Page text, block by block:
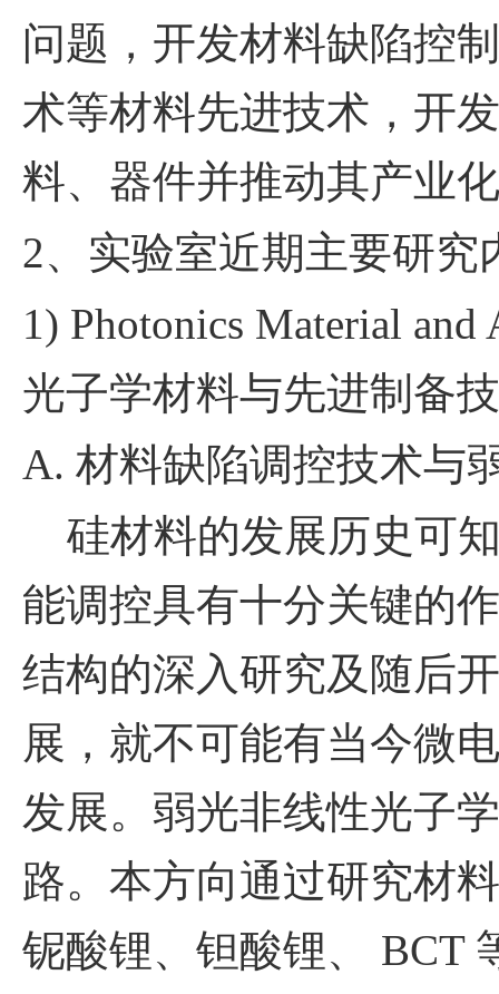
问题，开发材料缺陷控
术等材料先进技术，开
料、器件并推动其产业
2、实验室近期主要研究
1) Photonics Material and
光子学材料与先进制备
A. 材料缺陷调控技术与
硅材料的发展历史可
能调控具有十分关键的
结构的深入研究及随后
展，就不可能有当今微
发展。弱光非线性光子
路。本方向通过研究材
铌酸锂、钽酸锂、 BCT